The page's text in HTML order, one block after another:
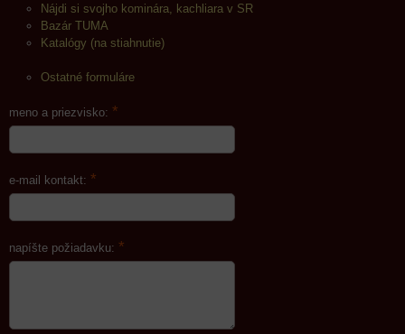
Nájdi si svojho kominára, kachliara v SR
Bazár TUMA
Katalógy (na stiahnutie)
Ostatné formuláre
meno a priezvisko: *
e-mail kontakt: *
napíšte požiadavku: *